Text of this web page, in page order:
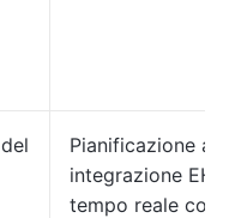
Pianificazione
integrazione
tempo reale con